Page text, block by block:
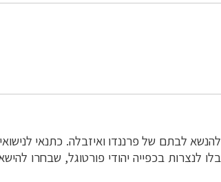
לבתם של פרננדו ואיזבלה. כתנאי
לנצרות בכפייה יהודי פורטוגל, שבחרו